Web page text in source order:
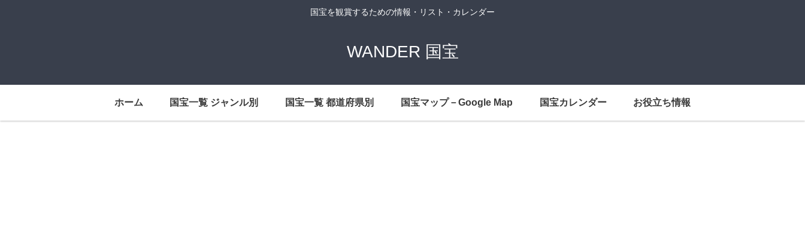
国宝を観賞するための情報・リスト・カレンダー
WANDER 国宝
ホーム 国宝一覧 ジャンル別 国宝一覧 都道府県別 国宝マップ－Google Map 国宝カレンダー お役立ち情報